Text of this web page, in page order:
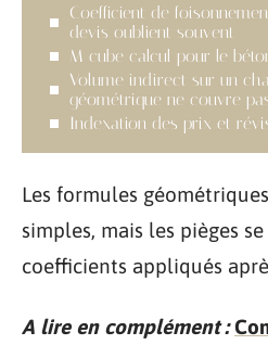
Coefficient de
devis oublient souvent
M cube calcul pour le
Volume indirect sur un
géométrique ne couvre
Indexation des prix et
Les formules
simples, mais les pièges
coefficients appliqués
A lire en complément :